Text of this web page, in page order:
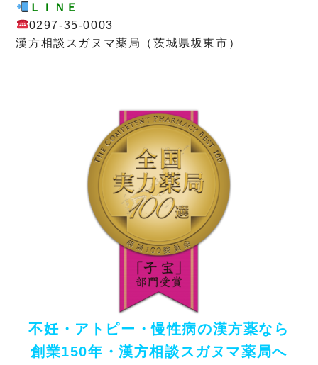
ＬＩＮＥ
0297-35-0003
漢方相談スガヌマ薬局（茨城県坂東市）
不妊・アトピー・慢性病の漢方薬なら
創業150年・漢方相談スガヌマ薬局へ